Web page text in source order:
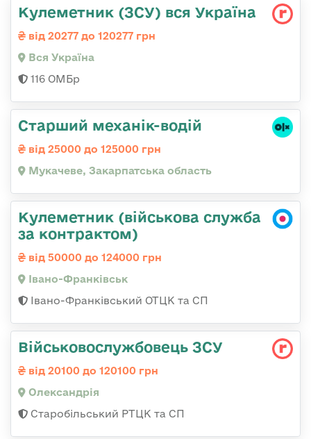
Кулеметник (ЗСУ) вся Україна
від 20277 до 120277 грн
Вся Україна
116 ОМБр
Старший механік-водій
від 25000 до 125000 грн
Мукачеве, Закарпатська область
Кулеметник (військова служба
за контрактом)
від 50000 до 124000 грн
Івано-Франківськ
Івано-Франківський ОТЦК та СП
Військовослужбовець ЗСУ
від 20100 до 120100 грн
Олександрія
Старобільський РТЦК та СП